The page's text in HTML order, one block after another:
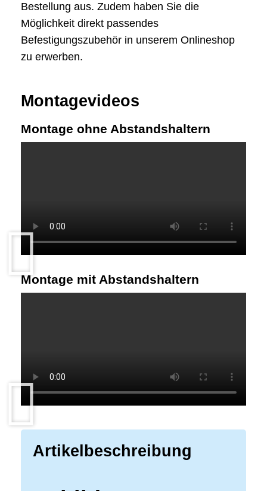
Bestellung aus. Zudem haben Sie die
Möglichkeit direkt passendes
Befestigungszubehör in unserem Onlineshop
zu erwerben.
Montagevideos
Montage ohne Abstandshaltern
Montage mit Abstandshaltern
Artikelbeschreibung